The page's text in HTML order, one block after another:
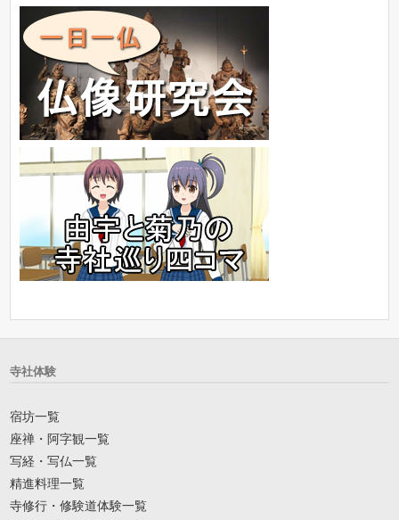
寺社体験
宿坊一覧
座禅・阿字観一覧
写経・写仏一覧
精進料理一覧
寺修行・修験道体験一覧